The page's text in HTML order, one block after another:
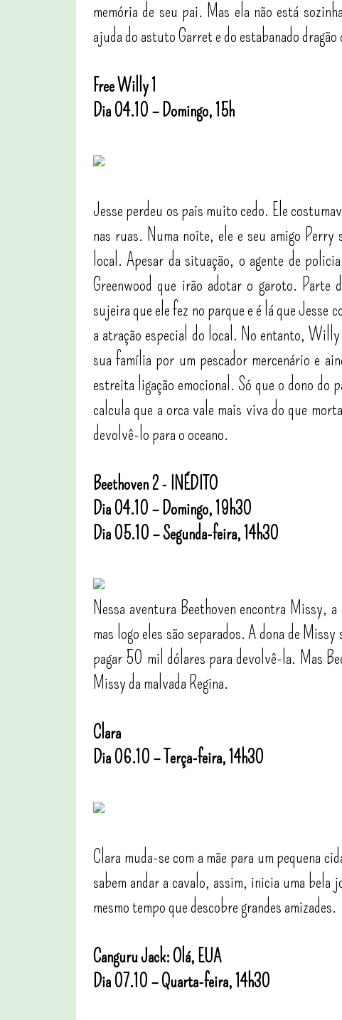
memória de seu pai. Mas ela não está
ajuda do astuto Garret e do estabanado
Free Willy 1
Dia 04.10 – Domingo, 15h
Jesse perdeu os pais muito cedo. Ele
nas ruas. Numa noite, ele e seu amigo
local. Apesar da situação, o agente de
Greenwood que irão adotar o garoto. Parte
sujeira que ele fez no parque e é lá que Jesse
a atração especial do local. No entanto,
sua família por um pescador mercenário e
estreita ligação emocional. Só que o dono do
calcula que a orca vale mais viva do que
devolvê-lo para o oceano.
Beethoven 2 - INÉDITO
Dia 04.10 – Domingo, 19h30
Dia 05.10 – Segunda-feira, 14h30
Nessa aventura Beethoven encontra Missy,
mas logo eles são separados. A dona de
pagar 50 mil dólares para devolvê-la. Mas
Missy da malvada Regina.
Clara
Dia 06.10 – Terça-feira, 14h30
Clara muda-se com a mãe para um pequena
sabem andar a cavalo, assim, inicia uma bela
mesmo tempo que descobre grandes amizades.
Canguru Jack: Olá, EUA
Dia 07.10 – Quarta-feira, 14h30